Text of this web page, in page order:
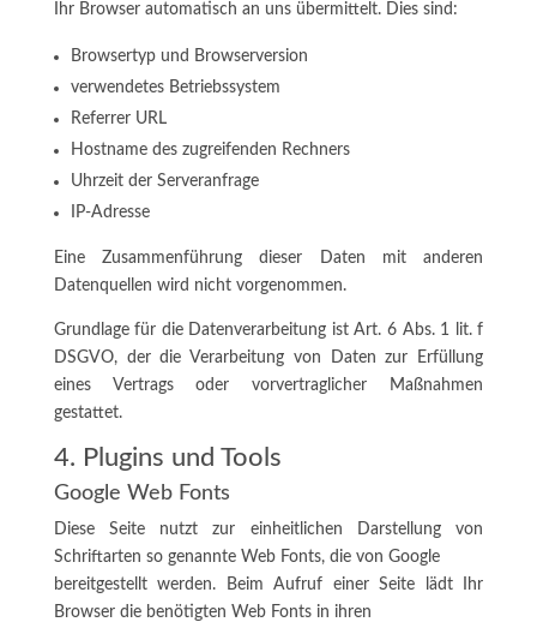
Ihr Browser automatisch an uns übermittelt. Dies sind:
Browsertyp und Browserversion
verwendetes Betriebssystem
Referrer URL
Hostname des zugreifenden Rechners
Uhrzeit der Serveranfrage
IP-Adresse
Eine Zusammenführung dieser Daten mit anderen
Datenquellen wird nicht vorgenommen.
Grundlage für die Datenverarbeitung ist Art. 6 Abs. 1 lit. f
DSGVO, der die Verarbeitung von Daten zur Erfüllung
eines Vertrags oder vorvertraglicher Maßnahmen
gestattet.
4. Plugins und Tools
Google Web Fonts
Diese Seite nutzt zur einheitlichen Darstellung von
Schriftarten so genannte Web Fonts, die von Google
bereitgestellt werden. Beim Aufruf einer Seite lädt Ihr
Browser die benötigten Web Fonts in ihren